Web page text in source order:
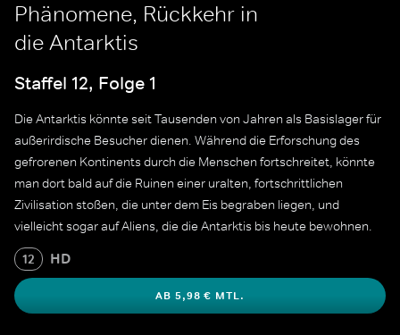
Phänomene, Rückkehr in
die Antarktis
Staffel 12, Folge 1
Die Antarktis könnte seit Tausenden von Jahren als Basislager für
außerirdische Besucher dienen. Während die Erforschung des
gefrorenen Kontinents durch die Menschen fortschreitet, könnte
man dort bald auf die Ruinen einer uralten, fortschrittlichen
Zivilisation stoßen, die unter dem Eis begraben liegen, und
vielleicht sogar auf Aliens, die die Antarktis bis heute bewohnen.
12 HD
AB 5,98 € MTL.